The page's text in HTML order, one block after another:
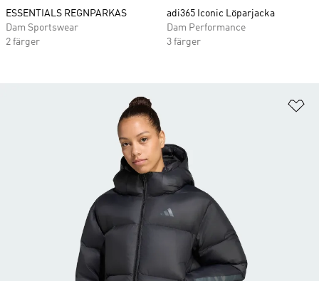
ESSENTIALS REGNPARKAS
Dam Sportswear
2 färger
adi365 Iconic Löparjacka
Dam Performance
3 färger